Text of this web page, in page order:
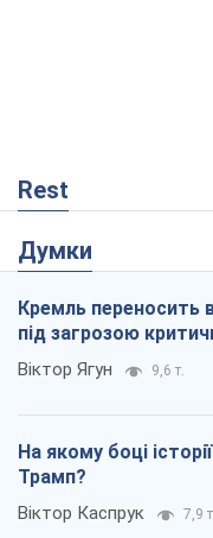
Rest
Думки
Кремль переносить
під загрозою
Віктор Ягун 9,6 т.
На якому боці
Трамп?
Віктор Каспрук 7,9